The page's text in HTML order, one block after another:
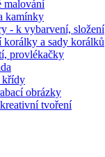
malování
kamínky
- k vybarvení, složení
korálky a sady korálků
provlékačky
křídy
obrázky
tvoření